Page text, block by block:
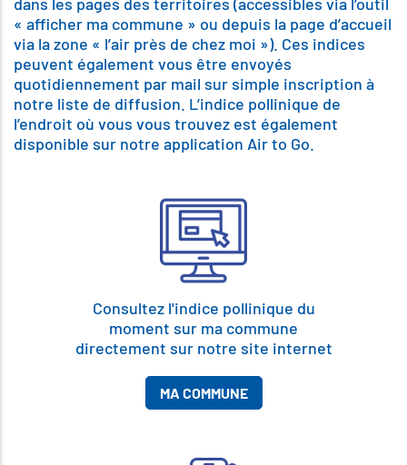
« afficher ma commune » ou depuis la page d’accueil
via la zone « l’air près de chez moi »). Ces indices
peuvent également vous être envoyés
quotidiennement par mail sur simple inscription à
notre liste de diffusion. L’indice pollinique de
l’endroit où vous vous trouvez est également
disponible sur notre application Air to Go.
Consultez l'indice pollinique du
moment sur ma commune
directement sur notre site internet
MA COMMUNE